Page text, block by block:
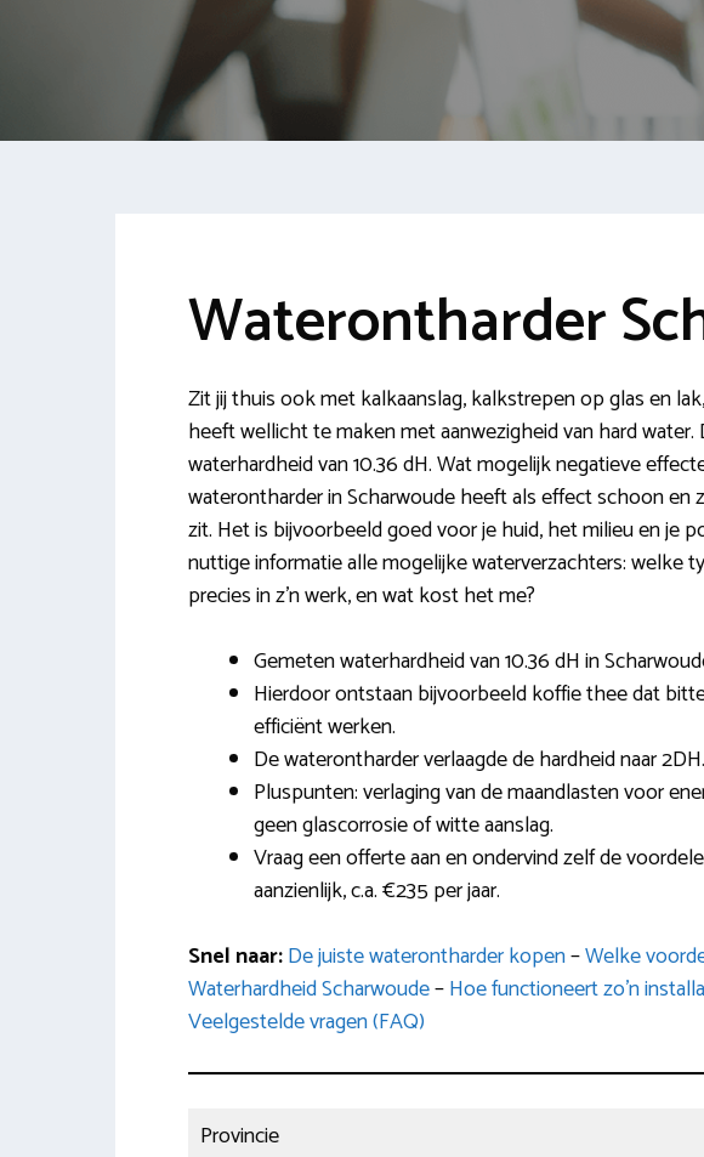
Waterontharder
Zit jij thuis ook met kalkaanslag, kalkstrepen op glas en
heeft wellicht te maken met aanwezigheid van hard
waterhardheid van 10.36 dH. Wat mogelijk negatieve
waterontharder in Scharwoude heeft als effect schoon en
zit. Het is bijvoorbeeld goed voor je huid, het milieu en je
nuttige informatie alle mogelijke waterverzachters: welke
precies in z’n werk, en wat kost het me?
Gemeten waterhardheid van 10.36 dH in
Hierdoor ontstaan bijvoorbeeld koffie thee dat
efficiënt werken.
De waterontharder verlaagde de hardheid naar 2DH.
Pluspunten: verlaging van de maandlasten voor
geen glascorrosie of witte aanslag.
Vraag een offerte aan en ondervind zelf de
aanzienlijk, c.a. €235 per jaar.
Snel naar:De juiste waterontharder kopen–Welke
Waterhardheid Scharwoude–Hoe functioneert zo’n
Veelgestelde vragen (FAQ)
Provincie